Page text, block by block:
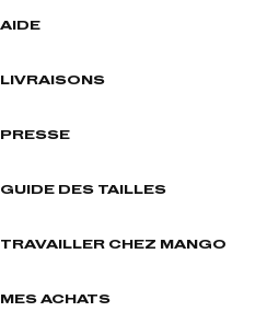
AIDE
LIVRAISONS
PRESSE
GUIDE DES TAILLES
TRAVAILLER CHEZ MANGO
MES ACHATS